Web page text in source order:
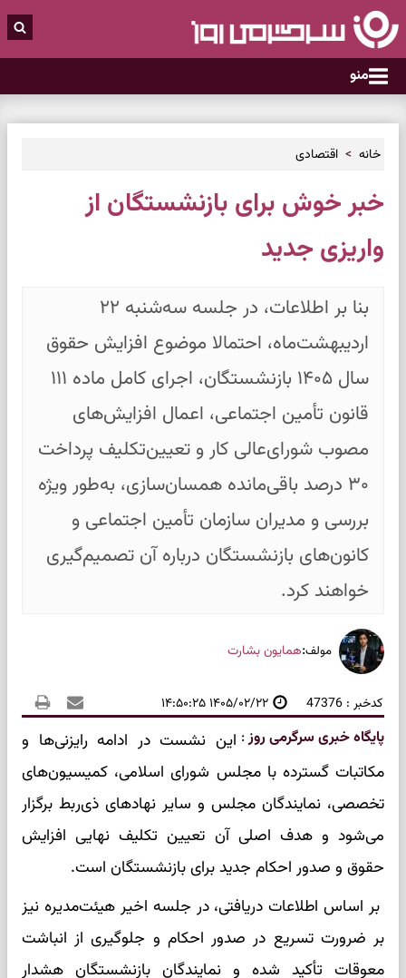
منو
خانه اقتصادی
خبر خوش برای بازنشستگان از
واریزی جدید
بنا بر اطلاعات، در جلسه سه‌شنبه ۲۲
اردیبهشت‌ماه، احتمالا موضوع افزایش حقوق
سال ۱۴۰۵ بازنشستگان، اجرای کامل ماده ۱۱۱
قانون تأمین اجتماعی، اعمال افزایش‌های
مصوب شورای‌عالی کار و تعیین‌تکلیف پرداخت
۳۰ درصد باقی‌مانده همسان‌سازی، به‌طور ویژه
بررسی و مدیران سازمان تأمین اجتماعی و
کانون‌های بازنشستگان درباره آن تصمیم‌گیری
خواهند کرد.
مولف:همایون بشارت
کدخبر : 47376 ۱۴۰۵/۰۲/۲۲ ۱۴:۵۰:۲۵
پایگاه خبری سرگرمی روز: این نشست در ادامه رایزنی‌ها و
مکاتبات گسترده با مجلس شورای اسلامی، کمیسیون‌های
تخصصی، نمایندگان مجلس و سایر نهادهای ذی‌ربط برگزار
می‌شود و هدف اصلی آن تعیین تکلیف نهایی افزایش
حقوق و صدور احکام جدید برای بازنشستگان است.
بر اساس اطلاعات دریافتی، در جلسه اخیر هیئت‌مدیره نیز
بر ضرورت تسریع در صدور احکام و جلوگیری از انباشت
معوقات تأکید شده و نمایندگان بازنشستگان هشدار